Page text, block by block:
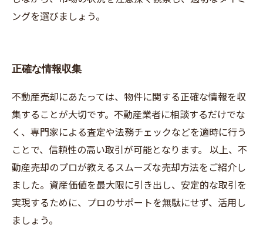
ングを選びましょう。
正確な情報収集
不動産売却にあたっては、物件に関する正確な情報を収
集することが大切です。不動産業者に相談するだけでな
く、専門家による査定や法務チェックなどを適時に行う
ことで、信頼性の高い取引が可能となります。 以上、不
動産売却のプロが教えるスムーズな売却方法をご紹介し
ました。資産価値を最大限に引き出し、安定的な取引を
実現するために、プロのサポートを無駄にせず、活用し
ましょう。